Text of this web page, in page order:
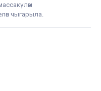
чыгарыла.